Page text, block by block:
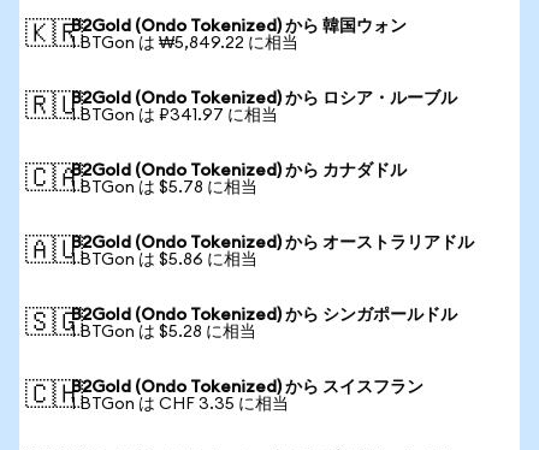
🇰🇷B2Gold (Ondo Tokenized) から 韓国ウォン
1 BTGon は ₩5,849.22 に相当
🇷🇺B2Gold (Ondo Tokenized) から ロシア・ルーブル
1 BTGon は ₽341.97 に相当
🇨🇦B2Gold (Ondo Tokenized) から カナダドル
1 BTGon は $5.78 に相当
🇦🇺B2Gold (Ondo Tokenized) から オーストラリアドル
1 BTGon は $5.86 に相当
🇸🇬B2Gold (Ondo Tokenized) から シンガポールドル
1 BTGon は $5.28 に相当
🇨🇭B2Gold (Ondo Tokenized) から スイスフラン
1 BTGon は CHF 3.35 に相当